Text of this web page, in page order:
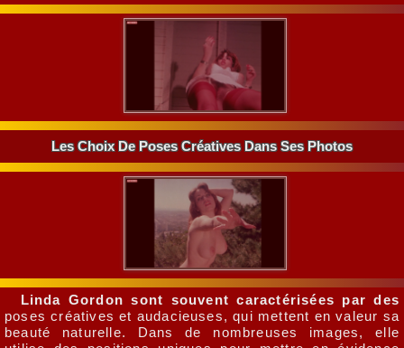
Les Choix De Poses Créatives Dans Ses Photos
Linda Gordon sont souvent caractérisées par des
poses créatives et audacieuses, qui mettent en valeur sa
beauté naturelle. Dans de nombreuses images, elle